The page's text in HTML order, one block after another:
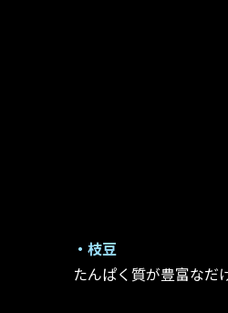
・枝豆
たんぱく質が豊富なだ